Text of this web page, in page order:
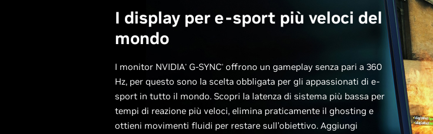
I display per e-sport più veloci del
mondo
I monitor NVIDIA® G-SYNC® offrono un gameplay senza pari a 360
Hz, per questo sono la scelta obbligata per gli appassionati di e-
sport in tutto il mondo. Scopri la latenza di sistema più bassa per
tempi di reazione più veloci, elimina praticamente il ghosting e
ottieni movimenti fluidi per restare sull'obiettivo. Aggiungi